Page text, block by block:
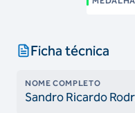
Ficha técnica
NOME COMPLETO
Sandro Ricardo